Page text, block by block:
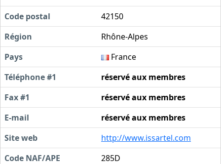
Code postal
42150
Région
Rhône-Alpes
Pays
France
Téléphone #1
réservé aux membres
Fax #1
réservé aux membres
E-mail
réservé aux membres
Site web
http://www.issartel.com
Code NAF/APE
285D